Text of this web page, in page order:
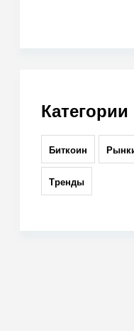
Категории
Биткоин
Тренды